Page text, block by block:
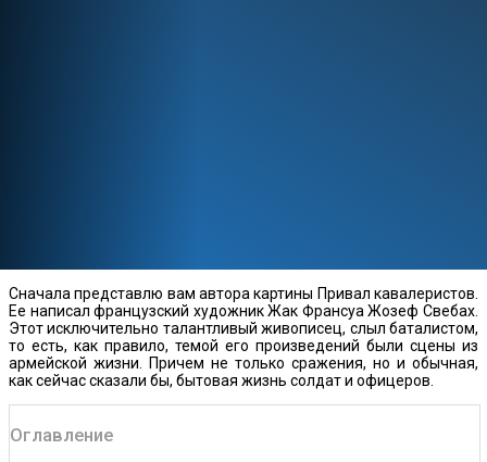
Сначала представлю вам автора картины Привал кавалеристов.
Ее написал французский художник Жак Франсуа Жозеф Свебах.
Этот исключительно талантливый живописец, слыл баталистом,
то есть, как правило, темой его произведений были сцены из
армейской жизни. Причем не только сражения, но и обычная,
как сейчас сказали бы, бытовая жизнь солдат и офицеров.
Оглавление